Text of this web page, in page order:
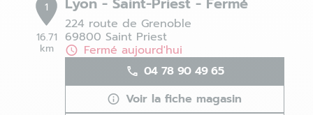
1
16.71
km
224 route de Grenoble
69800 Saint Priest
Fermé aujourd'hui
04 78 90 49 65
Voir la fiche magasin